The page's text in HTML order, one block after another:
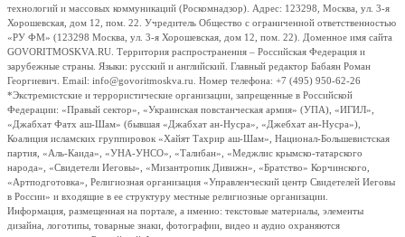
технологий и массовых коммуникаций (Роскомнадзор). Адрес: 123298, Москва, ул. 3-я
Хорошевская, дом 12, пом. 22. Учредитель Общество с ограниченной ответственностью
«РУ ФМ» (123298 Москва, ул. 3-я Хорошевская, дом 12, пом. 22). Доменное имя сайта
GOVORITMOSKVA.RU. Территория распространения – Российская Федерация и
зарубежные страны. Языки: русский и английский. Главный редактор Бабаян Роман
Георгиевич. Email: info@govoritmoskva.ru. Номер телефона: +7 (495) 950-62-26
*Экстремистские и террористические организации, запрещенные в Российской
Федерации: «Правый сектор», «Украинская повстанческая армия» (УПА), «ИГИЛ»,
«Джабхат Фатх аш-Шам» (бывшая «Джабхат ан-Нусра», «Джебхат ан-Нусра»),
Коалиция исламских группировок «Хайят Тахрир аш-Шам», Национал-Большевистская
партия, «Аль-Каида», «УНА-УНСО», «Талибан», «Меджлис крымско-татарского
народа», «Свидетели Иеговы», «Мизантропик Дивижн», «Братство» Корчинского,
«Артподготовка», Религиозная организация «Управленческий центр Свидетелей Иеговы
в России» и входящие в ее структуру местные религиозные организации.
Информация, размещенная на портале, а именно: текстовые материалы, элементы
дизайна, логотипы, товарные знаки, фотографии, видео и аудио охраняются